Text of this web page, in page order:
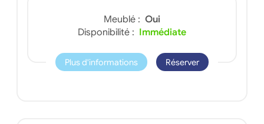
Meublé : Oui
Disponibilité : Immédiate
Plus d'informations Réserver